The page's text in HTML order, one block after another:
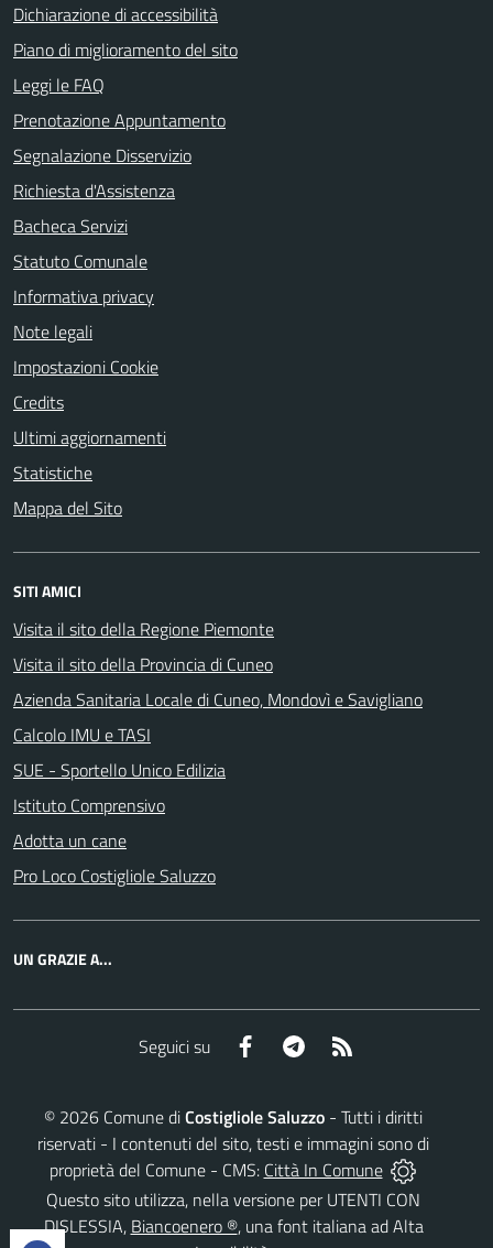
Dichiarazione di accessibilità
Piano di miglioramento del sito
Leggi le FAQ
Prenotazione Appuntamento
Segnalazione Disservizio
Richiesta d'Assistenza
Bacheca Servizi
Statuto Comunale
Informativa privacy
Note legali
Impostazioni Cookie
Credits
Ultimi aggiornamenti
Statistiche
Mappa del Sito
SITI AMICI
Visita il sito della Regione Piemonte
Visita il sito della Provincia di Cuneo
Azienda Sanitaria Locale di Cuneo, Mondovì e Savigliano
Calcolo IMU e TASI
SUE - Sportello Unico Edilizia
Istituto Comprensivo
Adotta un cane
Pro Loco Costigliole Saluzzo
UN GRAZIE A...
Seguici su Facebook Telegram
© 2026 Comune diCostigliole Saluzzo - Tutti i diritti
riservati - I contenuti del sito, testi e immagini sono di
proprietà del Comune - CMS: Città In Comune
Questo sito utilizza, nella versione per UTENTI CON
DISLESSIA, Biancoenero ®, una font italiana ad Alta